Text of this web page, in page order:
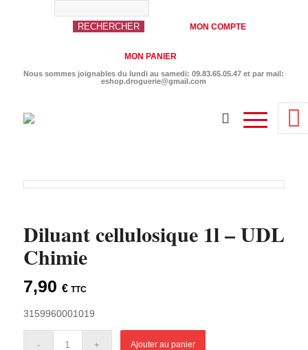
MON COMPTE
MON PANIER
Nous sommes joignables du lundi au samedi: 09.83.65.05.47 et par mail:
eshop.droguerie@gmail.com
Diluant cellulosique 1l – UDL
Chimie
7,90 € TTC
3159960001019
Ajouter au panier